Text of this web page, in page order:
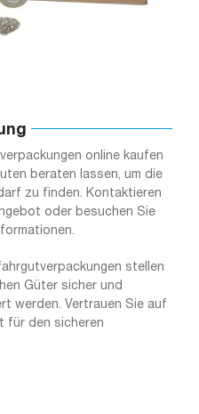
online kaufen
beraten lassen, um die
zu finden. Kontaktieren
oder besuchen Sie
stellen
Güter sicher und
werden. Vertrauen Sie auf
für den sicheren